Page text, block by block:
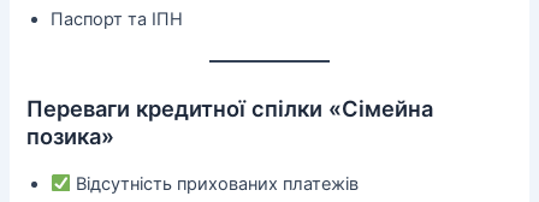
Паспорт та ІПН
Переваги кредитної спілки «Сімейна
позика»
Відсутність прихованих платежів